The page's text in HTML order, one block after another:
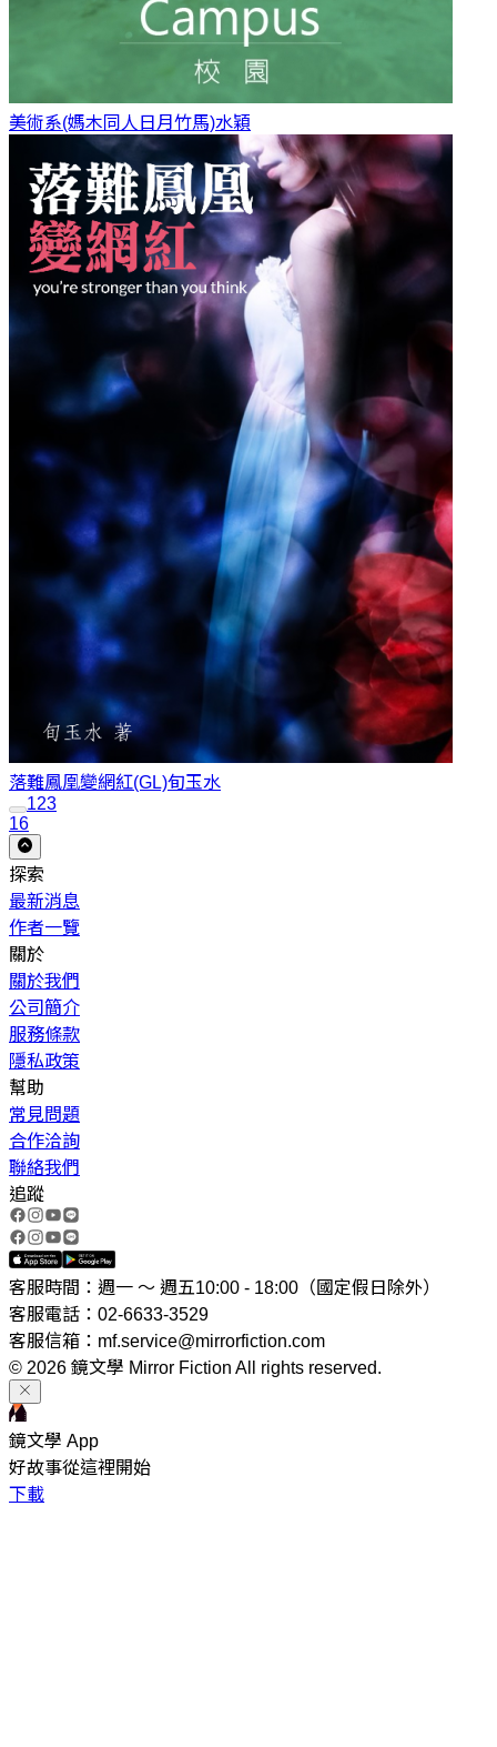
美術系(媽木同人日月竹馬)水穎
落難鳳凰變網紅(GL)旬玉水
123
16
探索
最新消息
作者一覽
關於
關於我們
公司簡介
服務條款
隱私政策
幫助
常見問題
合作洽詢
聯絡我們
追蹤
客服時間：週一 ～ 週五10:00 - 18:00（國定假日除外）
客服電話：02-6633-3529
客服信箱：mf.service@mirrorfiction.com
© 2026 鏡文學 Mirror Fiction All rights reserved.
鏡文學 App
好故事從這裡開始
下載